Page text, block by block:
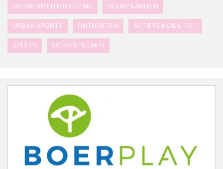
ONTWERP EN INRICHTING DUURZAAMHEID
URBAN SPORTS ONTMOETEN ACTIEVE MOBILITEIT
SPELEN SCHOOLPLEINEN